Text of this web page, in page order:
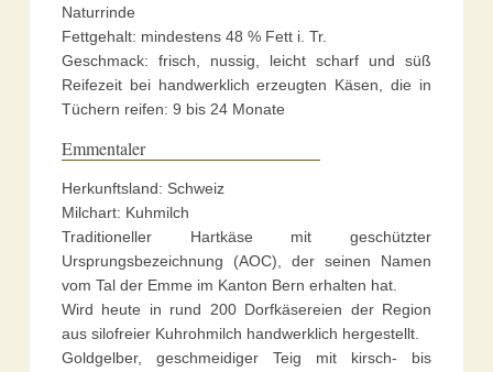
Naturrinde
Fettgehalt: mindestens 48 % Fett i. Tr.
Geschmack: frisch, nussig, leicht scharf und süß
Reifezeit bei handwerklich erzeugten Käsen, die in
Tüchern reifen: 9 bis 24 Monate
Emmentaler
Herkunftsland: Schweiz
Milchart: Kuhmilch
Traditioneller Hartkäse mit geschützter
Ursprungsbezeichnung (AOC), der seinen Namen
vom Tal der Emme im Kanton Bern erhalten hat.
Wird heute in rund 200 Dorfkäsereien der Region
aus silofreier Kuhrohmilch handwerklich hergestellt.
Goldgelber, geschmeidiger Teig mit kirsch- bis